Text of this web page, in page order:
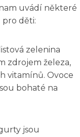
uvádí některé
děti:
zelenina
zdrojem železa,
vitamínů. Ovoce
bohaté na
jsou